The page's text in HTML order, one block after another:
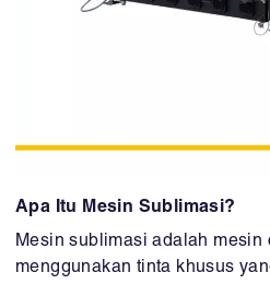
Apa Itu Mesin Sublimasi?
Mesin sublimasi adalah mesin
menggunakan tinta khusus